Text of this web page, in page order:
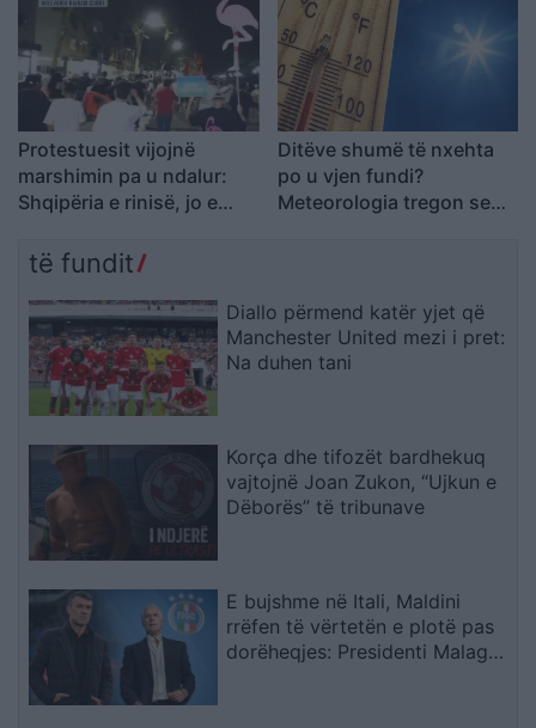
Protestuesit vijojnë
marshimin pa u ndalur:
Shqipëria e rinisë, jo e
Ditëve shumë të nxehta
po u vjen fundi?
Meteorologia tregon se
të fundit
Diallo përmend katër yjet që
Manchester United mezi i pret:
Na duhen tani
Korça dhe tifozët bardhekuq
vajtojnë Joan Zukon, “Ujkun e
Dëborës” të tribunave
E bujshme në Itali, Maldini
rrëfen të vërtetën e plotë pas
dorëheqjes: Presidenti Malago